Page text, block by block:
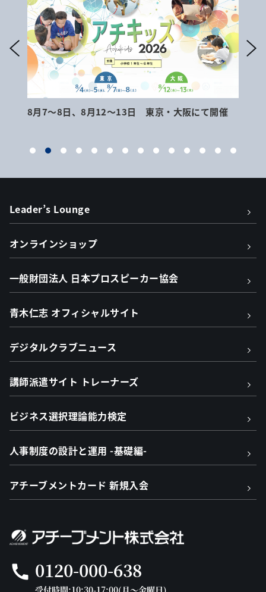
8月7～8日、8月12～13日 東京・大阪にて開催
Leader’s Lounge
オンラインショップ
一般財団法人 日本プロスピーカー協会
青木仁志 オフィシャルサイト
デジタルクラブニュース
講師派遣サイト トレーナーズ
ビジネス選択理論能力検定
人事制度の設計と運用 -基礎編-
アチーブメントカード 新規入会
call 0120-000-638